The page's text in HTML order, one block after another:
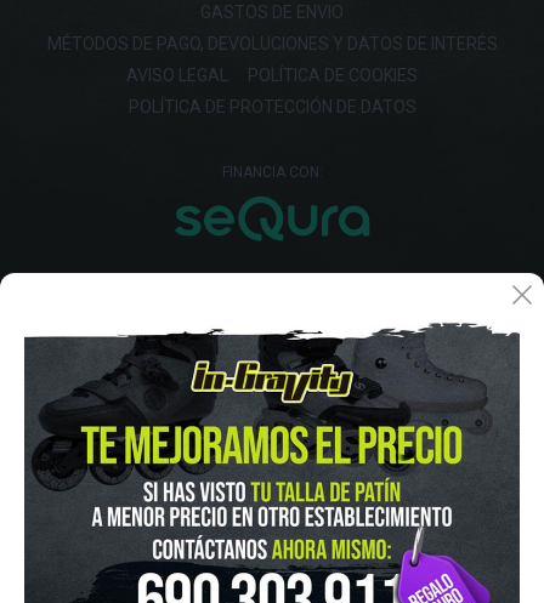
GASTOS DE ENVIO
MÉTODOS DE PAGO, DEVOLUCIONES Y DATOS DE INTERÉS
AVISO LEGAL
POLÍTICA DE COOKIES
POLÍTICA DE PROTECCIÓN DE DATOS
FINANCIA CON:
IN-GRAVITY MADRID RETIRO
Pza. Mariano de Cavia, 2